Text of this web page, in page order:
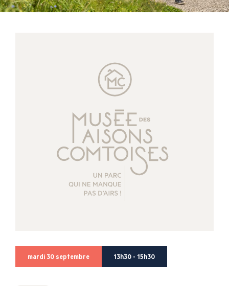
mardi 30 septembre 13h30 - 15h30